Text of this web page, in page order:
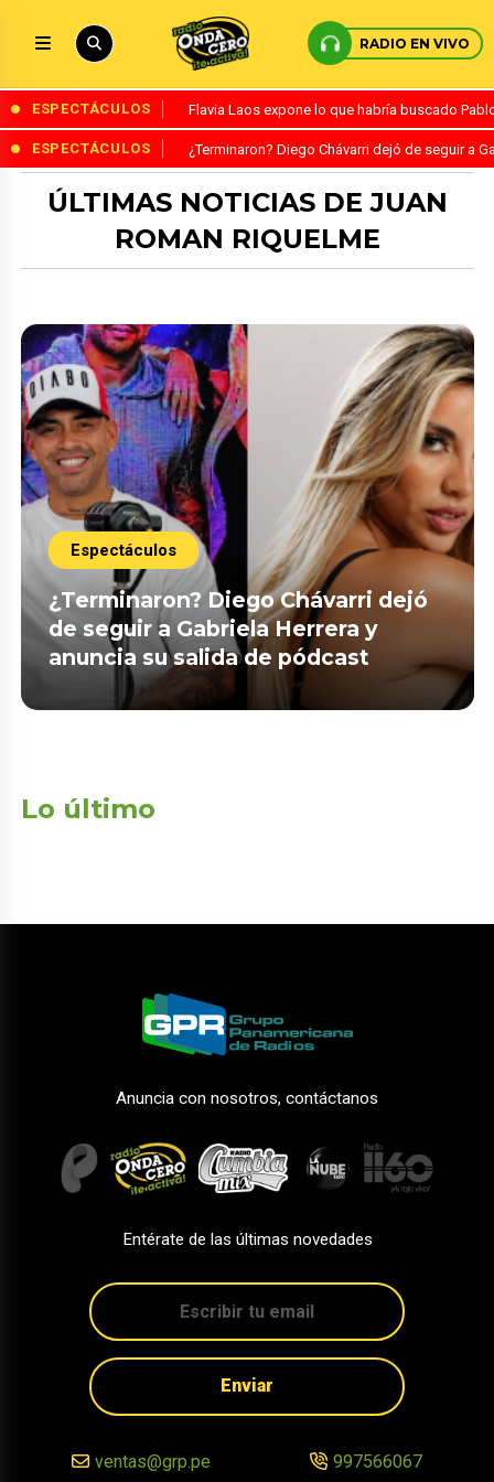
RADIO EN VIVO
ESPECTÁCULOS Flavia Laos expone lo que habría buscado
ESPECTÁCULOS ¿Terminaron? Diego Chávarri dejó de seguir a
ÚLTIMAS NOTICIAS DE JUAN
ROMAN RIQUELME
Espectáculos
¿Terminaron? Diego Chávarri dejó
de seguir a Gabriela Herrera y
anuncia su salida de pódcast
Lo último
Anuncia con nosotros, contáctanos
Entérate de las últimas novedades
Enviar
ventas@grp.pe 997566067